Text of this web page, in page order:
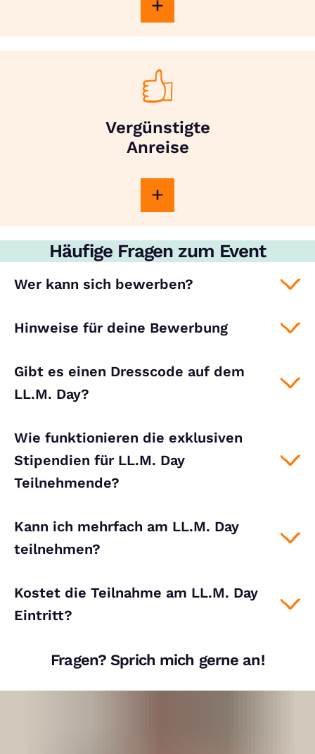
Vergünstigte
Anreise
Häufige Fragen zum Event
Wer kann sich bewerben?
Hinweise für deine Bewerbung
Gibt es einen Dresscode auf dem
LL.M. Day?
Wie funktionieren die exklusiven
Stipendien für LL.M. Day
Teilnehmende?
Kann ich mehrfach am LL.M. Day
teilnehmen?
Kostet die Teilnahme am LL.M. Day
Eintritt?
Fragen? Sprich mich gerne an!